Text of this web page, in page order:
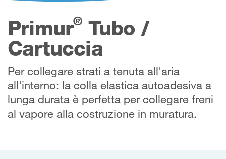
Primur®Tubo /
Cartuccia
Per collegare strati a tenuta all'aria
all'interno: la colla elastica autoadesiva a
lunga durata è perfetta per collegare freni
al vapore alla costruzione in muratura.